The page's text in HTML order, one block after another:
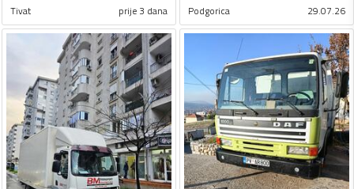
Tivat prije 3 dana Podgorica 29.07.26